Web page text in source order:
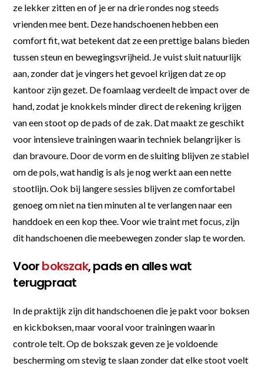
ze lekker zitten en of je er na drie rondes nog steeds
vrienden mee bent. Deze handschoenen hebben een
comfort fit, wat betekent dat ze een prettige balans bieden
tussen steun en bewegingsvrijheid. Je vuist sluit natuurlijk
aan, zonder dat je vingers het gevoel krijgen dat ze op
kantoor zijn gezet. De foamlaag verdeelt de impact over de
hand, zodat je knokkels minder direct de rekening krijgen
van een stoot op de pads of de zak. Dat maakt ze geschikt
voor intensieve trainingen waarin techniek belangrijker is
dan bravoure. Door de vorm en de sluiting blijven ze stabiel
om de pols, wat handig is als je nog werkt aan een nette
stootlijn. Ook bij langere sessies blijven ze comfortabel
genoeg om niet na tien minuten al te verlangen naar een
handdoek en een kop thee. Voor wie traint met focus, zijn
dit handschoenen die meebewegen zonder slap te worden.
Voorbokszak, pads en alles wat
terugpraat
In de praktijk zijn dit handschoenen die je pakt voor boksen
en kickboksen, maar vooral voor trainingen waarin
controle telt. Op de bokszak geven ze je voldoende
bescherming om stevig te slaan zonder dat elke stoot voelt